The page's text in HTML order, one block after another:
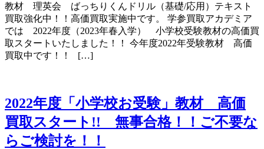
教材 理英会 ばっちりくんドリル（基礎/応用）テキスト
買取強化中！！高価買取実施中です。 学参買取アカデミア
では 2022年度（2023年春入学） 小学校受験教材の高価買
取スタートいたしました！！ 今年度2022年受験教材 高価
買取中です！！ […]
2022年度「小学校お受験」教材 高価
買取スタート!! 無事合格！！ご不要な
らご検討を！！